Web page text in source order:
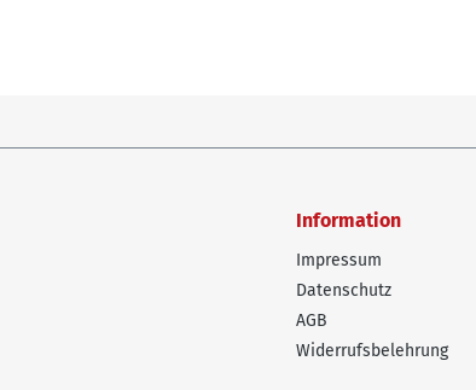
Information
Impressum
Datenschutz
AGB
Widerrufsbelehrung